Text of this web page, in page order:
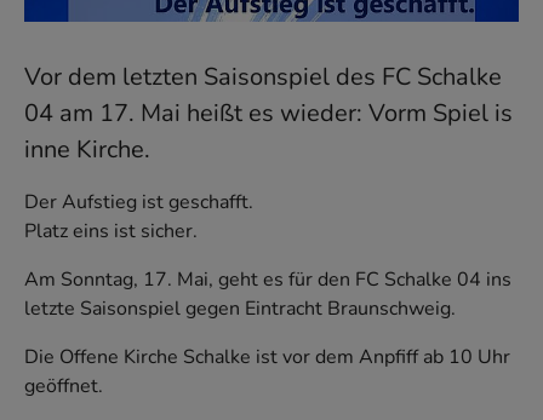
Vor dem letzten Saisonspiel des FC Schalke
04 am 17. Mai heißt es wieder: Vorm Spiel is
inne Kirche.‎
Der Aufstieg ist geschafft.‎
Platz eins ist sicher.‎
Am Sonntag, 17. Mai, geht es für den FC Schalke 04 ins
letzte Saisonspiel gegen Eintracht ‎Braunschweig.‎
Die Offene Kirche Schalke ist vor dem Anpfiff ab 10 Uhr
geöffnet.‎